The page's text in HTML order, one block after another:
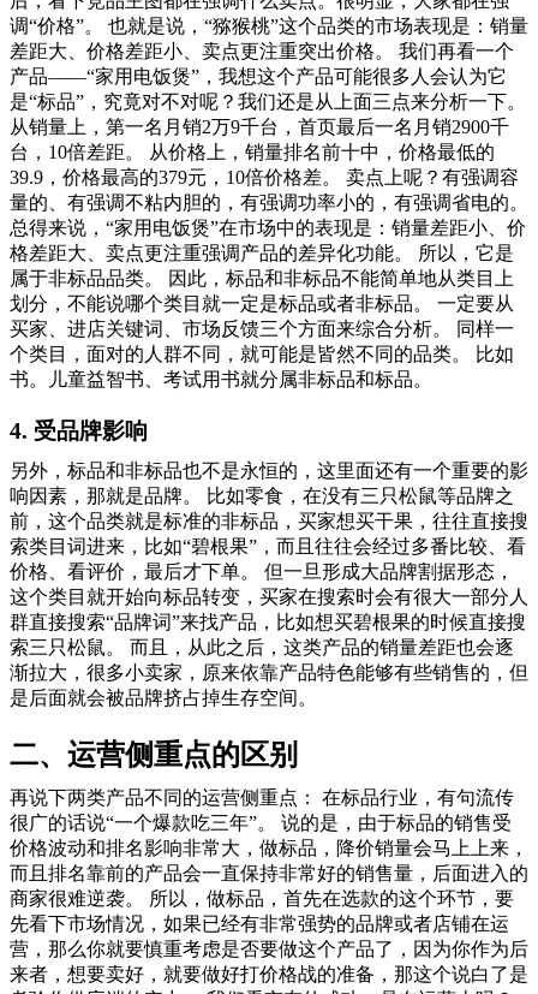
调“价格”。 也就是说，“猕猴桃”这个品类的市场表现是：销量
差距大、价格差距小、卖点更注重突出价格。 我们再看一个
产品——“家用电饭煲”，我想这个产品可能很多人会认为它
是“标品”，究竟对不对呢？我们还是从上面三点来分析一下。
从销量上，第一名月销2万9千台，首页最后一名月销2900千
台，10倍差距。 从价格上，销量排名前十中，价格最低的
39.9，价格最高的379元，10倍价格差。 卖点上呢？有强调容
量的、有强调不粘内胆的，有强调功率小的，有强调省电的。
总得来说，“家用电饭煲”在市场中的表现是：销量差距小、价
格差距大、卖点更注重强调产品的差异化功能。 所以，它是
属于非标品品类。 因此，标品和非标品不能简单地从类目上
划分，不能说哪个类目就一定是标品或者非标品。 一定要从
买家、进店关键词、市场反馈三个方面来综合分析。 同样一
个类目，面对的人群不同，就可能是皆然不同的品类。 比如
书。儿童益智书、考试用书就分属非标品和标品。
4. 受品牌影响
另外，标品和非标品也不是永恒的，这里面还有一个重要的影
响因素，那就是品牌。 比如零食，在没有三只松鼠等品牌之
前，这个品类就是标准的非标品，买家想买干果，往往直接搜
索类目词进来，比如“碧根果”，而且往往会经过多番比较、看
价格、看评价，最后才下单。 但一旦形成大品牌割据形态，
这个类目就开始向标品转变，买家在搜索时会有很大一部分人
群直接搜索“品牌词”来找产品，比如想买碧根果的时候直接搜
索三只松鼠。 而且，从此之后，这类产品的销量差距也会逐
渐拉大，很多小卖家，原来依靠产品特色能够有些销售的，但
是后面就会被品牌挤占掉生存空间。
二、运营侧重点的区别
再说下两类产品不同的运营侧重点： 在标品行业，有句流传
很广的话说“一个爆款吃三年”。 说的是，由于标品的销售受
价格波动和排名影响非常大，做标品，降价销量会马上上来，
而且排名靠前的产品会一直保持非常好的销售量，后面进入的
商家很难逆袭。 所以，做标品，首先在选款的这个环节，要
先看下市场情况，如果已经有非常强势的品牌或者店铺在运
营，那么你就要慎重考虑是否要做这个产品了，因为你作为后
来者，想要卖好，就要做好打价格战的准备，那这个说白了是